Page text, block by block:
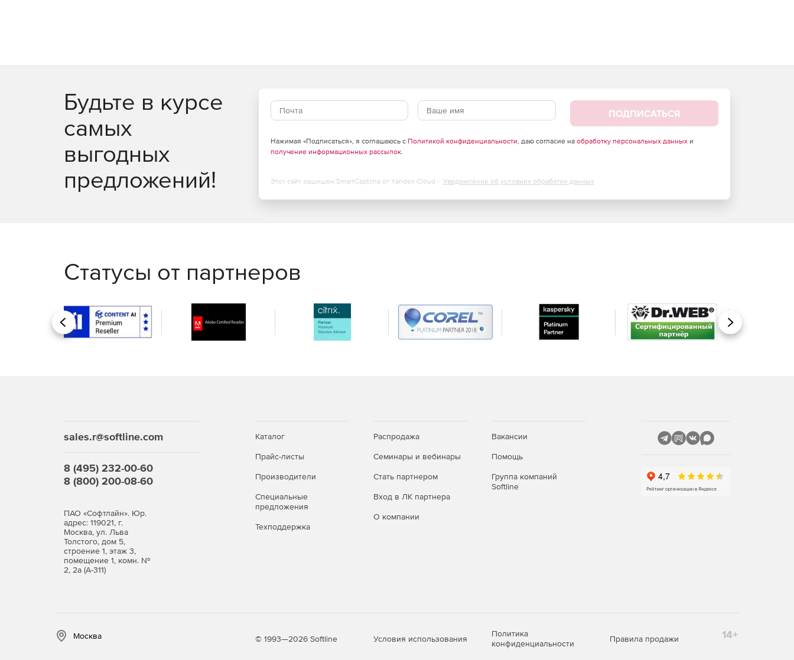
Будьте в курсе
самых
выгодных
предложений!
ПОДПИСАТЬСЯ
Нажимая «Подписаться», я соглашаюсь с Политикой конфиденциальности, даю согласие на обработку персональных данныхи
получение информационных рассылок.
Этот сайт защищен SmartCaptcha от Yandex Cloud - Уведомление об условиях обработки данных
Статусы от партнеров
Назад Вперед
sales.r@softline.com
8 (495) 232-00-60
8 (800) 200-08-60
ПАО «Софтлайн». Юр.
адрес: 119021, г.
Москва, ул. Льва
Толстого, дом 5,
строение 1, этаж 3,
помещение 1, комн. №
2, 2а (А-311)
Каталог
Прайс-листы
Производители
Специальные
предложения
Техподдержка
Распродажа
Семинары и вебинары
Стать партнером
Вход в ЛК партнера
О компании
Вакансии
Помощь
Группа компаний
Softline
Москва © 1993—2026 Softline Условия использования
Политика
конфиденциальности
Правила продажи 14+